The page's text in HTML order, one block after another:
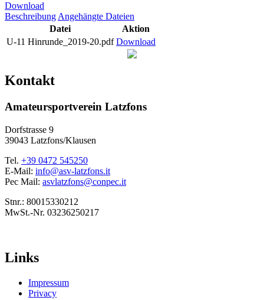
Download
BeschreibungAngehängte Dateien
Datei
Aktion
U-11 Hinrunde_2019-20.pdf Download
Kontakt
Amateursportverein Latzfons
Dorfstrasse 9
39043 Latzfons/Klausen
Tel. +39 0472 545250
E-Mail: info@asv-latzfons.it
Pec Mail: asvlatzfons@conpec.it
Stnr.: 80015330212
MwSt.-Nr. 03236250217
Links
Impressum
Privacy